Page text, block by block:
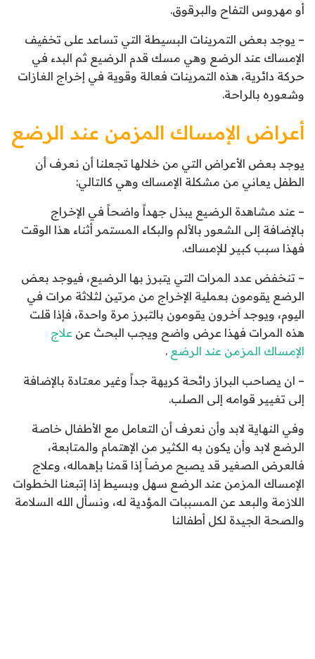
أو مهروس التفاح والبرقوق.
– يوجد بعض التمرينات البسيطة التي تساعد على تخفيف
الإمساك عند الرضع وهي مسك قدم الرضيع ثم البدء في
حركة دائرية، هذه التمرينات فعالة وقوية في إخراج الغازات
وشعوره بالراحة.
أعراض الإمساك المزمن عند الرضع
يوجد بعض الأعراض التي من خلالها تجعلنا أن نعرف أن
الطفل يعاني من مشكلة الإمساك وهي كالتالي:
– عند مشاهدة الرضيع يبذل جهداً واضحاً في الإخراج
بالإضافة إلى الشعور بالألم والبكاء المستمر أثناء هذا الوقت
فهذا سبب كبير للإمساك.
– تنخفض عدد المرات التي يتبرز بها الرضيع، فيوجد بعض
الرضع يقومون بعملية الإخراج من مرتين لثلاثة مرات في
اليوم، ويوجد اَخرون يقومون بالتبرز مرة واحدة، فإذا قلت
هذه المرات فهذا عرض واضح ويجب البحث عن علاج
الإمساك المزمن عند الرضع .
– ان يصاحب البراز رائحة كريهة جداً وغير معتادة بالإضافة
إلى تغيير قوامه إلى الصلب.
وفي النهاية لابد وأن نعرف أن التعامل مع الأطفال خاصة
الرضع لابد وأن يكون به الكثير من الإهتمام والمتابعة،
فالعرض الصغير قد يصبح مرضاً إذا قمنا بإهماله، وعلاج
الإمساك المزمن عند الرضع سهل وبسيط إذا إتبعنا الخطوات
اللازمة والبعد عن المسببات المؤدية له، ونسأل الله السلامة
والصحة الجيدة لكل أطفالنا